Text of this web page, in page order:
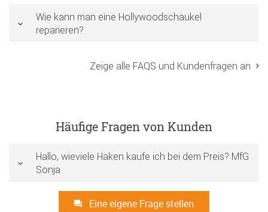
Wie kann man eine Hollywoodschaukel
reparieren?
Zeige alle FAQS und Kundenfragen an
Häufige Fragen von Kunden
Hallo, wieviele Haken kaufe ich bei dem Preis? MfG
Sonja
Eine eigene Frage stellen